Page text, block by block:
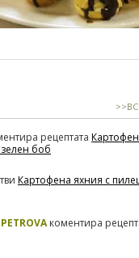
рецептата
боб
Картофена яхния с
коментира